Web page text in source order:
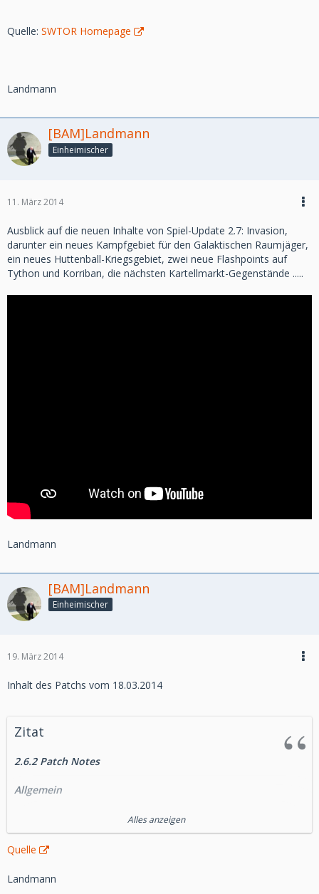
Quelle: SWTOR Homepage
Landmann
[BAM]Landmann
Einheimischer
11. März 2014
Ausblick auf die neuen Inhalte von Spiel-Update 2.7: Invasion,
darunter ein neues Kampfgebiet für den Galaktischen Raumjäger,
ein neues Huttenball-Kriegsgebiet, zwei neue Flashpoints auf
Tython und Korriban, die nächsten Kartellmarkt-Gegenstände .....
Landmann
[BAM]Landmann
Einheimischer
19. März 2014
Inhalt des Patchs vom 18.03.2014
Zitat
2.6.2 Patch Notes
Allgemein
Spieler, die die Datacrons auf Makeb vor 2.6.1 aktiviert
haben, erhalten nun rückwirkend die entsprechenden
Kodex-Einträge.
Alles anzeigen
Quelle
Landmann